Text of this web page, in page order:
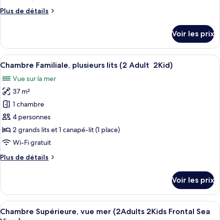
chambre :
Chambre
Front
Sea
View)
Plus de détails
Plus
le
type
de
Chambre
(Sol
Room
Front
Sea
View)
Voir les prix
Afficher
toutes
les
photos
pour
ce
type
de
chambre :
Chambre
lits
(2
Minibar, coffres-forts dans les
4
Chambre Familiale, plusieurs lits (2 Adult 2Kid)
Vue sur la mer
37 m²
1 chambre
4 personnes
2 grands lits et 1 canapé-lit (1 place)
Wi-Fi gratuit
Plus de détails
Plus
le
type
de
Voir les prix
Afficher
toutes
Une chambre d’hôtel moderne
7
Chambre Supérieure, vue mer (2Adults 2Kids Frontal Sea